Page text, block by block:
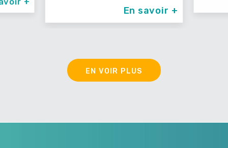
En savoir +
EN VOIR PLUS